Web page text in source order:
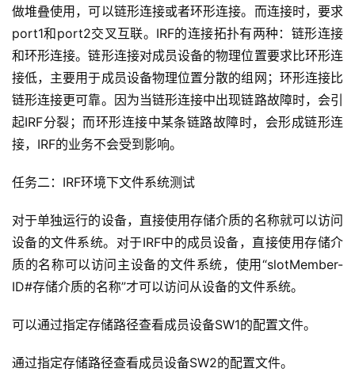
验
教
程
软
件
应
用
服
务
项
目
A
提
词
登录 注册
做堆叠使用，可以链形连接或者环形连接。而连接时，要求
port1和port2交叉互联。IRF的连接拓扑有两种：链形连接
和环形连接。链形连接对成员设备的物理位置要求比环形连
接低，主要用于成员设备物理位置分散的组网；环形连接比
链形连接更可靠。因为当链形连接中出现链路故障时，会引
起IRF分裂；而环形连接中某条链路故障时，会形成链形连
接，IRF的业务不会受到影响。
任务二：IRF环境下文件系统测试
对于单独运行的设备，直接使用存储介质的名称就可以访问
设备的文件系统。对于IRF中的成员设备，直接使用存储介
质的名称可以访问主设备的文件系统，使用“slotMember-
ID#存储介质的名称”才可以访问从设备的文件系统。
可以通过指定存储路径查看成员设备SW1的配置文件。
通过指定存储路径查看成员设备SW2的配置文件。